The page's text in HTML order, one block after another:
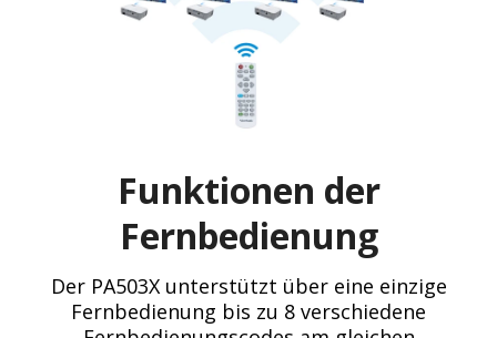
Funktionen der
Fernbedienung
Der PA503X unterstützt über eine einzige
Fernbedienung bis zu 8 verschiedene